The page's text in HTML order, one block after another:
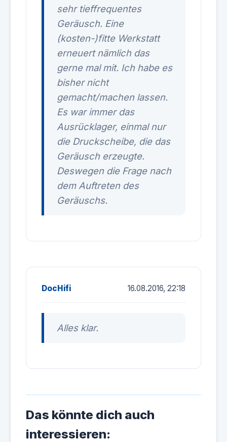
sehr tieffrequentes
Geräusch. Eine
(kosten-)fitte Werkstatt
erneuert nämlich das
gerne mal mit. Ich habe es
bisher nicht
gemacht/machen lassen.
Es war immer das
Ausrücklager, einmal nur
die Druckscheibe, die das
Geräusch erzeugte.
Deswegen die Frage nach
dem Auftreten des
Geräuschs.
DocHifi 16.08.2016, 22:18
Alles klar.
Das könnte dich auch
interessieren: